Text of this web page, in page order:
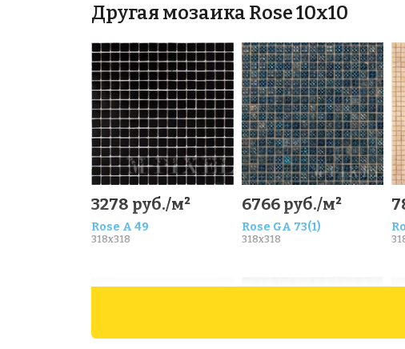
Другая мозаика Rose 10x10
3278 руб./м²
Rose A 49
318x318
6766 руб./м²
Rose GA 73(1)
318x318